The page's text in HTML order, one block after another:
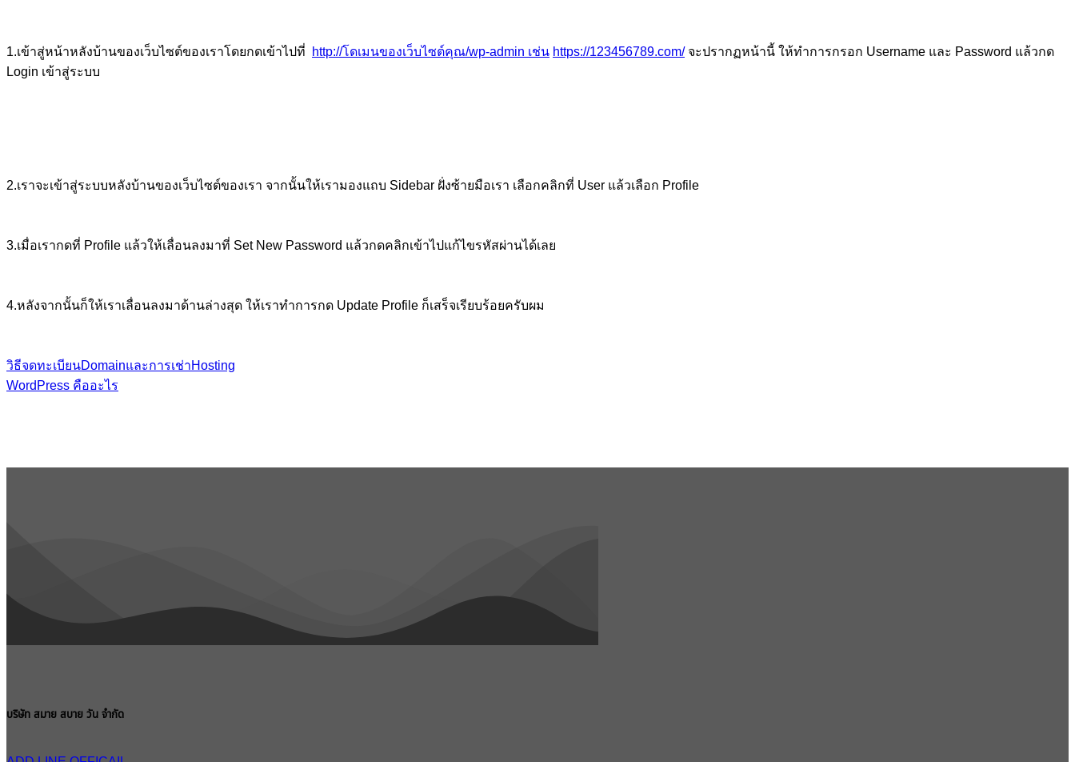
1.เข้าสู่หน้าหลังบ้านของเว็บไซต์ของเราโดยกดเข้าไปที่ http://โดเมนของเว็บไซต์คุณ/wp-admin เช่น https://123456789.com/จะปรากฏหน้านี้ ให้ทำการกรอก Username และ Password แล้วกด
Login เข้าสู่ระบบ
2.เราจะเข้าสู่ระบบหลังบ้านของเว็บไซต์ของเรา จากนั้นให้เรามองแถบ Sidebar ฝั่งซ้ายมือเรา เลือกคลิกที่ User แล้วเลือก Profile
3.เมื่อเรากดที่ Profile แล้วให้เลื่อนลงมาที่ Set New Password แล้วกดคลิกเข้าไปแก้ไขรหัสผ่านได้เลย
4.หลังจากนั้นก็ให้เราเลื่อนลงมาด้านล่างสุด ให้เราทำการกด Update Profile ก็เสร็จเรียบร้อยครับผม
วิธีจดทะเบียนDomainและการเช่าHosting
WordPress คืออะไร
บริษัท สมาย สบาย วัน จำกัด